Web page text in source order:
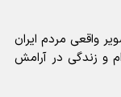
واقعی مردم ایران
و زندگی در آرامش